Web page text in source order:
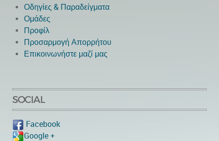
Οδηγίες & Παραδείγματα
Ομάδες
Προφίλ
Προσαρμογή Απορρήτου
Επικοινωνήστε μαζί μας
SOCIAL
Facebook
Google +